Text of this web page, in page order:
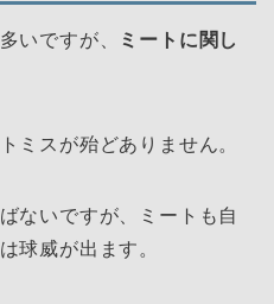
いですが、
ミートに関し
ミスが殆どありません。
ないですが、ミートも自
球威が出ます。